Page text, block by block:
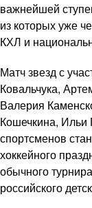
важнейшей
из которых уже
КХЛ и
Матч звезд с
Ковальчука,
Валерия
Кошечкина, Ильи
спортсменов
хоккейного
обычного
российского